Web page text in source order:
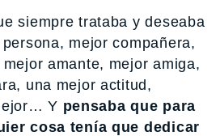
siempre trataba y deseaba
mejor compañera,
amante, mejor amiga,
una mejor actitud,
Y pensaba que para
cosa tenía que dedicar